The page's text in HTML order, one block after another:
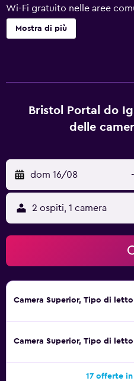
Wi-Fi gratuito nelle aree
business center aperto 24
ore su 24 e un business
connessione wireless
telefono. Le pulizie
attività ricreative elencate di
loco o nelle vicinanze. È
Mostra di più
Bristol Portal do
delle
dom 16/08 -
2 ospiti, 1 camera
Camera Superior, Tipo di
Camera Superior, Tipo di
17 offerte